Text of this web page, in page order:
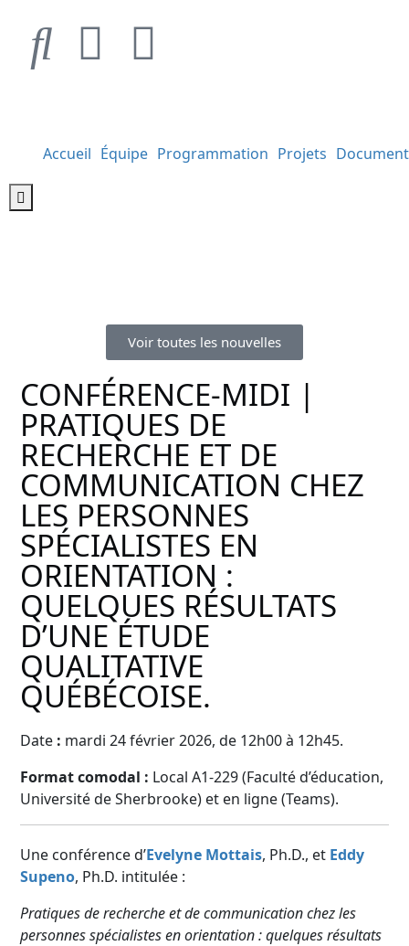
Accueil Équipe Programmation Projets
Hamburger Toggle Menu
Voir toutes les nouvelles
CONFÉRENCE-MIDI |
PRATIQUES DE
RECHERCHE ET DE
COMMUNICATION CHEZ
LES PERSONNES
SPÉCIALISTES EN
ORIENTATION :
QUELQUES RÉSULTATS
D’UNE ÉTUDE
QUALITATIVE
QUÉBÉCOISE.
Date : mardi 24 février 2026, de 12h00 à 12h45.
Format comodal : Local A1-229 (Faculté d’éducation,
Université de Sherbrooke) et en ligne (Teams).
Une conférence d’Evelyne Mottais, Ph.D., et Eddy
Supeno, Ph.D. intitulée :
Pratiques de recherche et de communication chez les
personnes spécialistes en orientation : quelques résultats